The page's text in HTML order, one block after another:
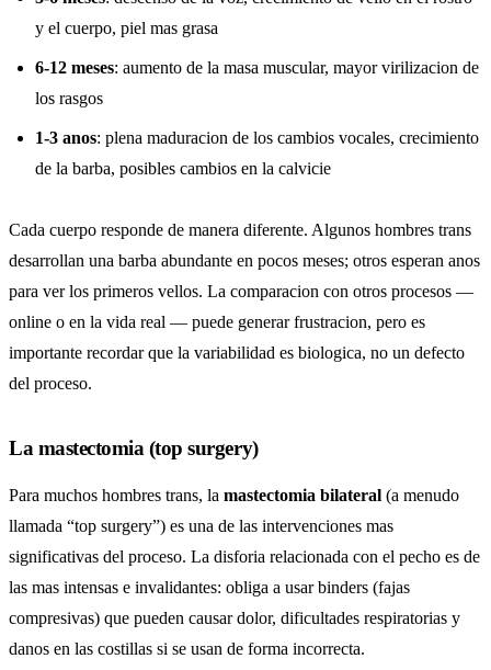
y el cuerpo, piel mas grasa
6-12 meses: aumento de la masa muscular, mayor virilizacion de
los rasgos
1-3 anos: plena maduracion de los cambios vocales, crecimiento
de la barba, posibles cambios en la calvicie
Cada cuerpo responde de manera diferente. Algunos hombres trans
desarrollan una barba abundante en pocos meses; otros esperan anos
para ver los primeros vellos. La comparacion con otros procesos —
online o en la vida real — puede generar frustracion, pero es
importante recordar que la variabilidad es biologica, no un defecto
del proceso.
La mastectomia (top surgery)
Para muchos hombres trans, la mastectomia bilateral (a menudo
llamada “top surgery”) es una de las intervenciones mas
significativas del proceso. La disforia relacionada con el pecho es de
las mas intensas e invalidantes: obliga a usar binders (fajas
compresivas) que pueden causar dolor, dificultades respiratorias y
danos en las costillas si se usan de forma incorrecta.